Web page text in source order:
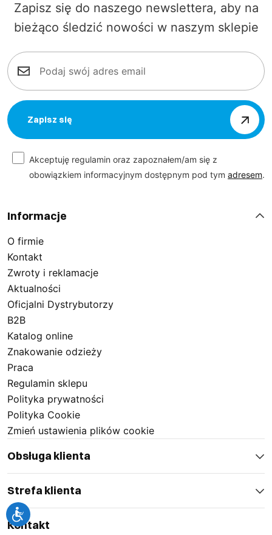
Zapisz się do naszego newslettera, aby na
bieżąco śledzić nowości w naszym sklepie
Zapisz się
Akceptuję regulamin oraz zapoznałem/am się z
obowiązkiem informacyjnym dostępnym pod tym adresem.
Informacje
O firmie
Kontakt
Zwroty i reklamacje
Aktualności
Oficjalni Dystrybutorzy
B2B
Katalog online
Znakowanie odzieży
Praca
Regulamin sklepu
Polityka prywatności
Polityka Cookie
Zmień ustawienia plików cookie
Obsługa klienta
Strefa klienta
Kontakt